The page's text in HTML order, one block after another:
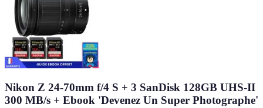
Nikon Z 24-70mm f/4 S + 3 SanDisk 128GB UHS-II
300 MB/s + Ebook 'Devenez Un Super Photographe'